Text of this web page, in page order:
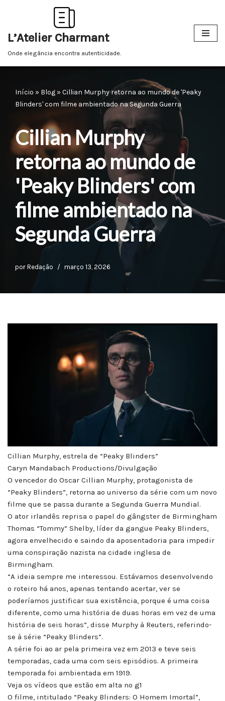
para
o
L’Atelier Charmant
Onde elegância encontra autenticidade.
Início » Blog » Cillian Murphy retorna ao mundo de 'Peaky
Blinders' com filme ambientado na Segunda Guerra
Cillian Murphy
retorna ao mundo de
'Peaky Blinders' com
filme ambientado na
Segunda Guerra
por Redação março 13, 2026
Cillian Murphy, estrela de “Peaky Blinders”
Caryn Mandabach Productions/Divulgação
O vencedor do Oscar Cillian Murphy, protagonista de
“Peaky Blinders”, retorna ao universo da série com um novo
filme que se passa durante a Segunda Guerra Mundial.
O ator irlandês reprisa o papel do gângster de Birmingham
Thomas “Tommy” Shelby, líder da gangue Peaky Blinders,
agora envelhecido e saindo da aposentadoria para impedir
uma conspiração nazista na cidade inglesa de
Birmingham.
“A ideia sempre me interessou. Estávamos desenvolvendo
o roteiro há anos, apenas tentando acertar, ver se
poderíamos justificar sua existência, porque é uma coisa
diferente, como uma história de duas horas em vez de uma
história de seis horas”, disse Murphy à Reuters, referindo-
se à série “Peaky Blinders”.
A série foi ao ar pela primeira vez em 2013 e teve seis
temporadas, cada uma com seis episódios. A primeira
temporada foi ambientada em 1919.
Veja os vídeos que estão em alta no g1
O filme, intitulado “Peaky Blinders: O Homem Imortal”,